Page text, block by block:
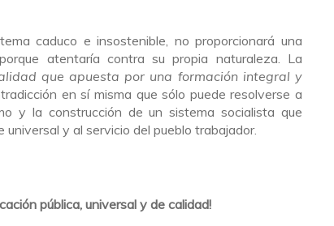
caduco e insostenible, no proporcionará una
atentaría contra su propia naturaleza. La
que apuesta por una formación integral y
en sí misma que sólo puede resolverse a
y la construcción de un sistema socialista que
y al servicio del pueblo trabajador.
pública, universal y de calidad!